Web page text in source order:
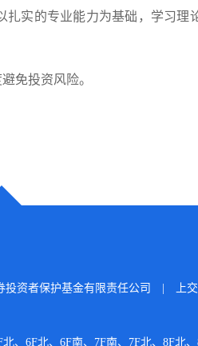
实的专业能力为基础，学习理
免投资风险。
投资者保护基金有限责任公司 上
、6F北、6F南、7F南、7F北、8F北